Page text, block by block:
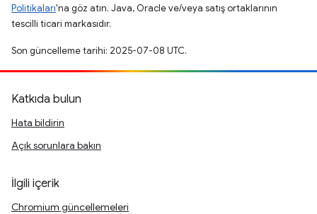
Politikaları'na göz atın. Java, Oracle ve/veya satış ortaklarının
tescilli ticari markasıdır.
Son güncelleme tarihi: 2025-07-08 UTC.
Katkıda bulun
Hata bildirin
Açık sorunlara bakın
İlgili içerik
Chromium güncellemeleri